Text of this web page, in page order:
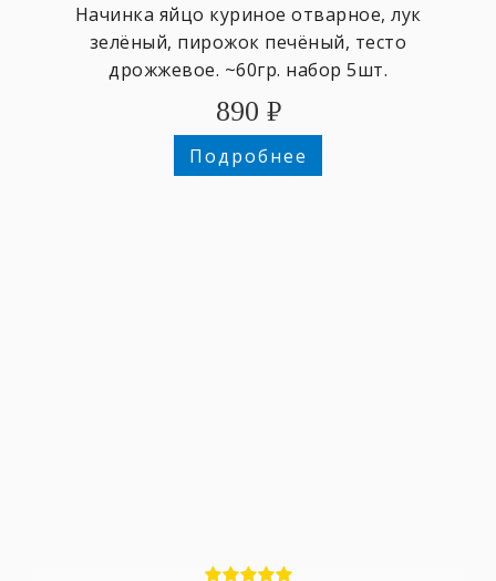
Начинка яйцо куриное отварное, лук
зелёный, пирожок печёный, тесто
дрожжевое. ~60гр. набор 5шт.
890 ₽
Подробнее